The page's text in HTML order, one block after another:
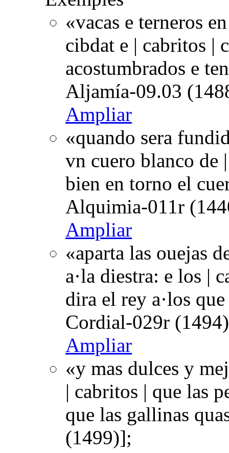
«vacas e terneros
cibdat e | cabritos |
acostumbrados e
Aljamía-09.03
Ampliar
«quando sera
vn cuero blanco de
bien en torno el
Alquimia-011r
Ampliar
«aparta las ouejas
a·la diestra: e los |
dira el rey a·los
Cordial-029r
Ampliar
«y mas dulces y
| cabritos | que las
que las gallinas
(1499)];